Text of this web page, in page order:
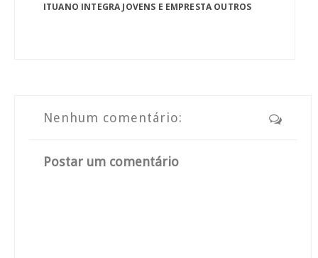
ITUANO INTEGRA JOVENS E EMPRESTA OUTROS
Nenhum comentário:
Postar um comentário